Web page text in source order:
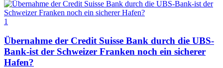
1
Übernahme der Credit Suisse Bank durch die UBS-
Bank-ist der Schweizer Franken noch ein sicherer
Hafen?